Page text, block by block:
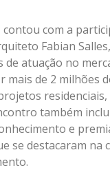
com a
Fabian
de atuação no
mais de 2 milhões
residenciais,
também
e
se destacaram na